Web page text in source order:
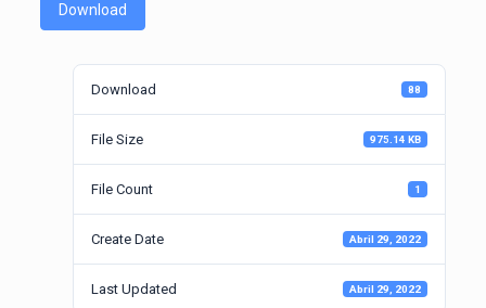
Download
Download 88
File Size 975.14 KB
File Count 1
Create Date Abril 29, 2022
Last Updated Abril 29, 2022